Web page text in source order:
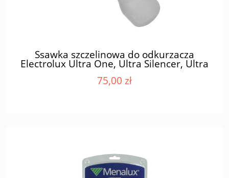
Ssawka szczelinowa do odkurzacza
Electrolux Ultra One, Ultra Silencer, Ultra
Active
75,00 zł